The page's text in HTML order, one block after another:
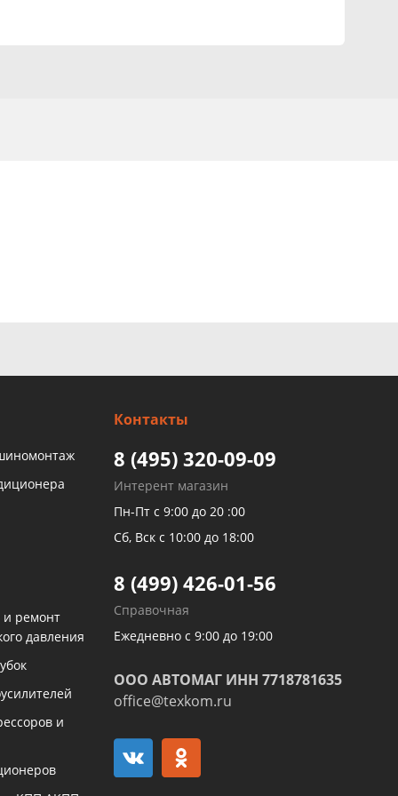
и ремонт
давления
и
Контакты
8 (495) 320-09-09
Интерент магазин
Пн-Пт с 9:00 до 20 :00
Сб, Вск с 10:00 до 18:00
8 (499) 426-01-56
Справочная
Ежедневно с 9:00 до 19:00
ООО АВТОМАГ ИНН 7718781635
office@texkom.ru